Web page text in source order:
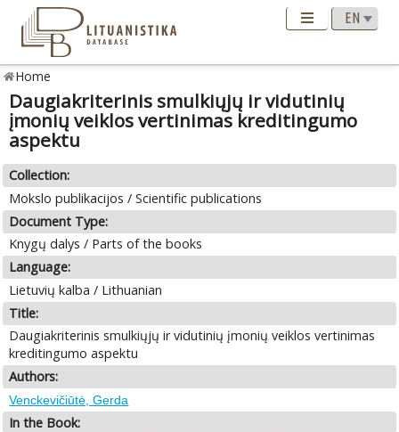
Home
Daugiakriterinis smulkiųjų ir vidutinių
įmonių veiklos vertinimas kreditingumo
aspektu
Collection:
Mokslo publikacijos / Scientific publications
Document Type:
Knygų dalys / Parts of the books
Language:
Lietuvių kalba / Lithuanian
Title:
Daugiakriterinis smulkiųjų ir vidutinių įmonių veiklos vertinimas
kreditingumo aspektu
Authors:
Venckevičiūtė, Gerda
In the Book: